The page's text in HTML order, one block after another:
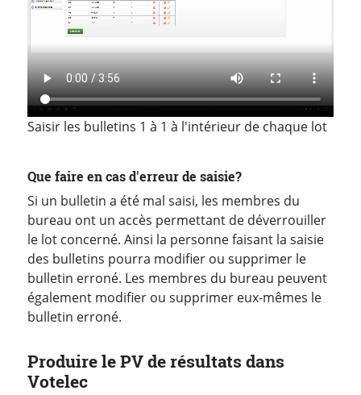
Saisir les bulletins 1 à 1 à l'intérieur de chaque lot
Que faire en cas d'erreur de saisie?
Si un bulletin a été mal saisi, les membres du
bureau ont un accès permettant de déverrouiller
le lot concerné. Ainsi la personne faisant la saisie
des bulletins pourra modifier ou supprimer le
bulletin erroné. Les membres du bureau peuvent
également modifier ou supprimer eux-mêmes le
bulletin erroné.
Produire le PV de résultats dans
Votelec